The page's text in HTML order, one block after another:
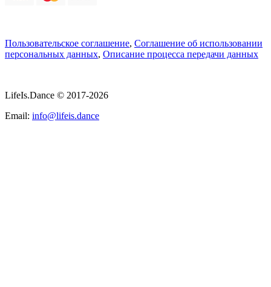
Пользовательское соглашение, Соглашение об использовании
персональных данных, Описание процесса передачи данных
LifeIs.Dance © 2017-2026
Email: info@lifeis.dance